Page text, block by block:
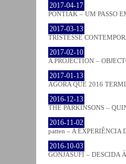
2017-04-17
PONTIAK – UM PASSO
2017-03-13
TRISTESSE
2017-02-10
A PROJECTION –
2017-01-13
AGORA QUE 2016
2016-12-13
THE PARKINSONS –
2016-11-02
patten – A EXPERIÊNCIA
2016-10-03
GONJASUFI – DESCIDA